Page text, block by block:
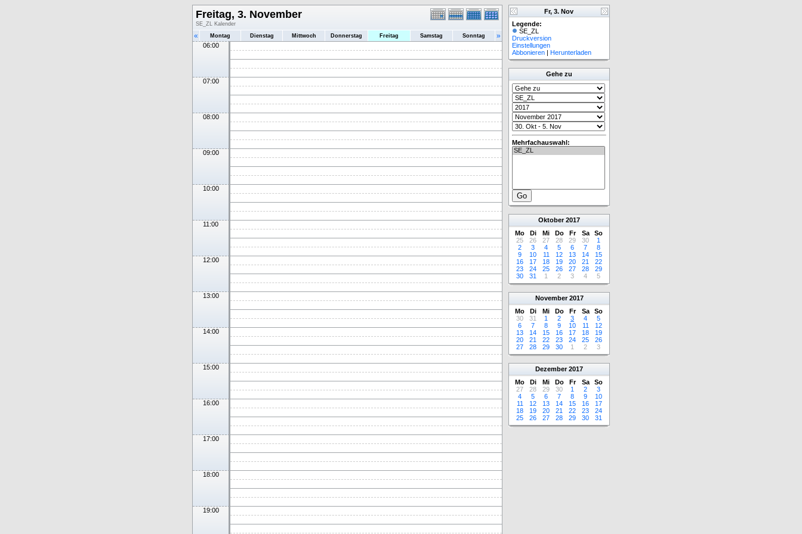
Freitag, 3. November
SE_ZL Kalender
« Montag Dienstag Mittwoch Donnerstag Freitag Samstag Sonntag »
06:00
07:00
08:00
09:00
10:00
11:00
12:00
13:00
14:00
15:00
16:00
17:00
18:00
19:00
Fr, 3. Nov
Legende:
SE_ZL
Druckversion
Einstellungen
Abbonieren | Herunterladen
Gehe zu
Mehrfachauswahl:
Oktober 2017
Mo
Di Mi Do Fr Sa
So
25
26 27 28 29 30
1
2
3 4 5 6 7
8
9
10 11 12 13 14
15
16
17 18 19 20 21
22
23
24 25 26 27 28
29
30
31 1 2 3 4 5
November 2017
Mo
Di Mi Do Fr Sa
So
30
31 1 2 3 4
5
6
7 8 9 10 11
12
13
14 15 16 17 18
19
20
21 22 23 24 25
26
27
28 29 30 1 2 3
Dezember 2017
Mo
Di Mi Do Fr Sa
So
27
28 29 30 1 2
3
4
5 6 7 8 9
10
11
12 13 14 15 16
17
18
19 20 21 22 23
24
25
26 27 28 29 30 31